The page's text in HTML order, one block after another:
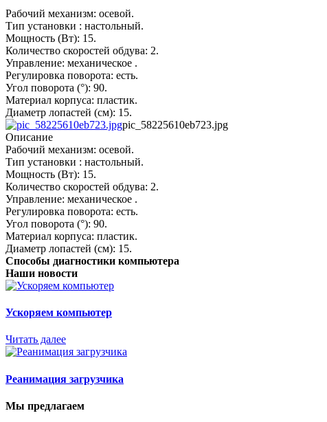
Рабочий механизм: осевой.
Тип установки : настольный.
Мощность (Вт): 15.
Количество скоростей обдува: 2.
Управление: механическое .
Регулировка поворота: есть.
Угол поворота (°): 90.
Материал корпуса: пластик.
Диаметр лопастей (см): 15.
pic_58225610eb723.jpg
Описание
Рабочий механизм: осевой.
Тип установки : настольный.
Мощность (Вт): 15.
Количество скоростей обдува: 2.
Управление: механическое .
Регулировка поворота: есть.
Угол поворота (°): 90.
Материал корпуса: пластик.
Диаметр лопастей (см): 15.
Способы диагностики компьютера
Наши новости
Ускоряем компьютер
Читать далее
Реанимация загрузчика
Мы предлагаем